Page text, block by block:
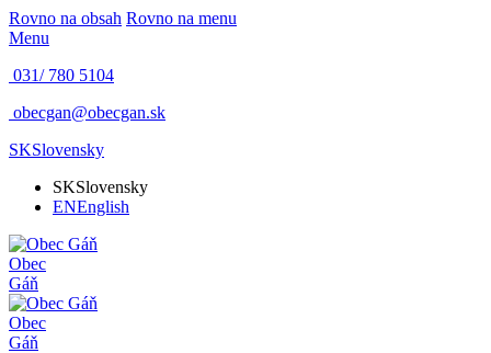
Rovno na obsah Rovno na menu
Menu
031/ 780 5104
obecgan@obecgan.sk
SKSlovensky
SKSlovensky
ENEnglish
Obec
Gáň
Obec
Gáň